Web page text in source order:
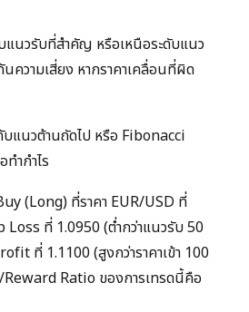
แนวรับที่สำคัญ หรือเหนือระดับแนว
วามเสี่ยง หากราคาเคลื่อนที่ผิด
แนวต้านถัดไป หรือ Fibonacci
ำกำไร
(Long) ที่ราคา EUR/USD ที่
Loss ที่ 1.0950 (ต่ำกว่าแนวรับ 50
ที่ 1.1100 (สูงกว่าราคาเข้า 100
Ratio ของการเทรดนี้คือ